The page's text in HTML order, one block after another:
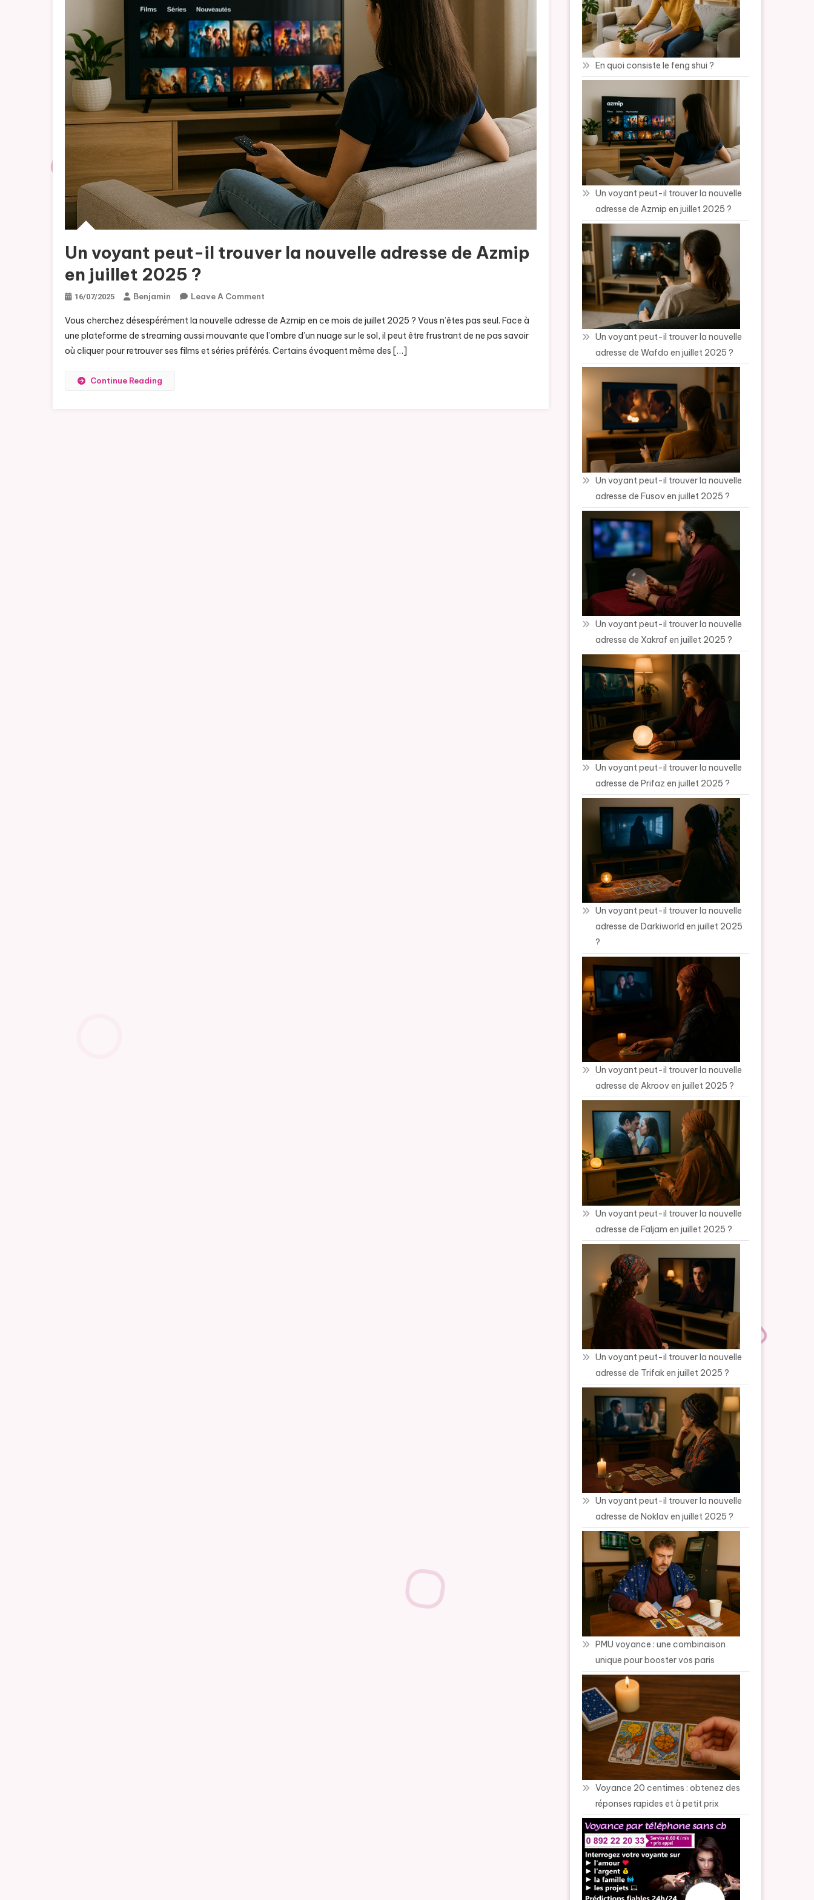
Un voyant peut-il trouver la nouvelle adresse de Azmip
en juillet 2025 ?
16/07/2025 Benjamin Leave A Comment
Vous cherchez désespérément la nouvelle adresse de Azmip en ce mois de juillet 2025 ? Vous n’êtes pas seul. Face à
une plateforme de streaming aussi mouvante que l’ombre d’un nuage sur le sol, il peut être frustrant de ne pas savoir
où cliquer pour retrouver ses films et séries préférés. Certains évoquent même des […]
Continue Reading
En quoi consiste le feng shui ?
Un voyant peut-il trouver la nouvelle
adresse de Azmip en juillet 2025 ?
Un voyant peut-il trouver la nouvelle
adresse de Wafdo en juillet 2025 ?
Un voyant peut-il trouver la nouvelle
adresse de Fusov en juillet 2025 ?
Un voyant peut-il trouver la nouvelle
adresse de Xakraf en juillet 2025 ?
Un voyant peut-il trouver la nouvelle
adresse de Prifaz en juillet 2025 ?
Un voyant peut-il trouver la nouvelle
adresse de Darkiworld en juillet 2025
?
Un voyant peut-il trouver la nouvelle
adresse de Akroov en juillet 2025 ?
Un voyant peut-il trouver la nouvelle
adresse de Faljam en juillet 2025 ?
Un voyant peut-il trouver la nouvelle
adresse de Trifak en juillet 2025 ?
Un voyant peut-il trouver la nouvelle
adresse de Noklav en juillet 2025 ?
PMU voyance : une combinaison
unique pour booster vos paris
Voyance 20 centimes : obtenez des
réponses rapides et à petit prix